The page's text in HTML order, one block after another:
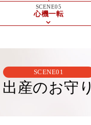
SCENE05
心機一転
SCENE01
出産のお守り